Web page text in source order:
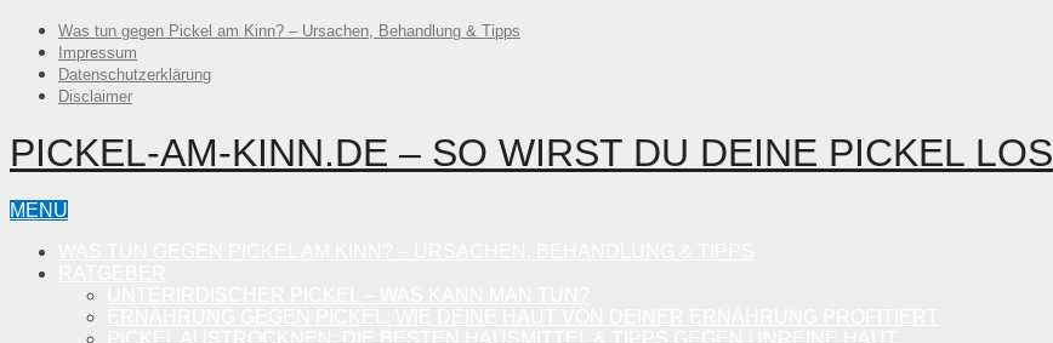
Was tun gegen Pickel am Kinn? – Ursachen, Behandlung & Tipps
Impressum
Datenschutzerklärung
Disclaimer
PICKEL-AM-KINN.DE – SO WIRST DU DEINE PICKEL LOS
MENU